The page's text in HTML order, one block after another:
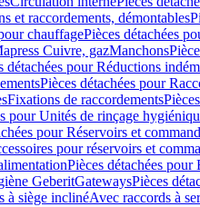
et raccordements, démontables
chauffagePièces détachées
Cuivre, gazManchons
détachées pour Réductions
Pièces détachées pour
Fixations de raccordements
pour Unités de rinçage
pour Réservoirs et
pour réservoirs et
Pièces détachées pour
GeberitGatewaysPièces
à siège inclinéAvec raccords à